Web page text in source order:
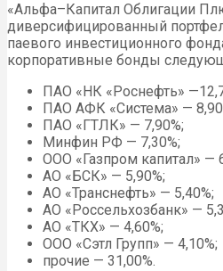
«Альфа–Капитал Облигации
диверсифицированный
паевого инвестиционного
корпоративные бонды
ПАО «НК «Роснефть»
ПАО АФК «Система» —
ПАО «ГТЛК» — 7,90%;
Минфин РФ — 7,30%;
ООО «Газпром капитал» —
АО «БСК» — 5,90%;
АО «Транснефть» — 5,40%;
АО «Россельхозбанк» —
АО «ТКХ» — 4,60%;
ООО «Сэтл Групп» — 4,10%;
прочие — 31,00%.